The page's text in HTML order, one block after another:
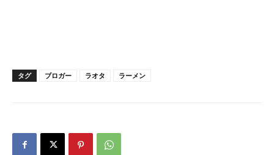
タグ ブロガー ラオタ ラーメン